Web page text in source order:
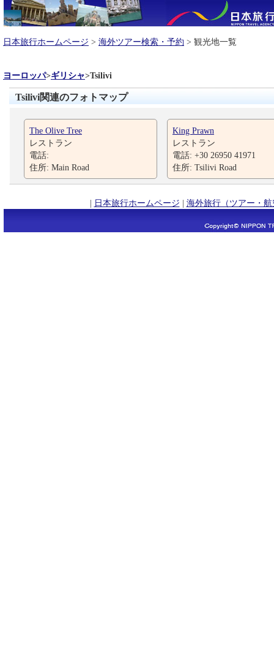
日本旅行ホームページ > 海外ツアー検索・予約 > 観光地一覧
ヨーロッパ>ギリシャ>Tsilivi
Tsilivi関連のフォトマップ
The Olive Tree
レストラン
電話:
住所: Main Road
King Prawn
レストラン
電話: +30 26950 41971
住所: Tsilivi Road
| 日本旅行ホームページ | 海外旅行（ツアー・航